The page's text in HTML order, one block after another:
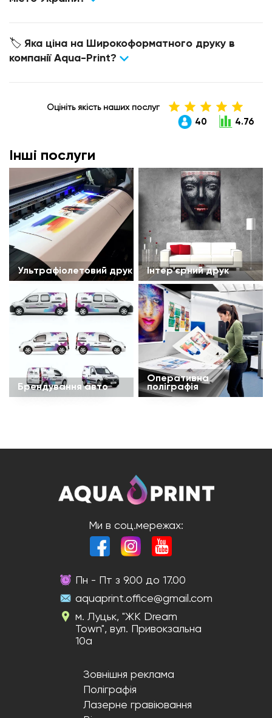
🏷 Яка ціна на Широкоформатного друку в
компанії Aqua-Print?
Оцініть якість наших послуг
40 4.76
Інші послуги
Ультрафіолетовий друк Інтер'єрний друк
Брендування авто
Оперативна
поліграфія
Ми в соц.мережах:
Пн - Пт з 9.00 до 17.00
aquaprint.office@gmail.com
м. Луцьк, "ЖК Dream
Town", вул. Привокзальна
10а
Зовнішня реклама
Поліграфія
Лазерне гравіювання